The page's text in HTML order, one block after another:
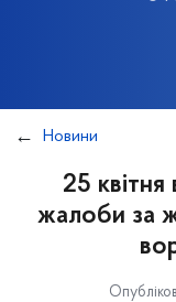
Новини
25
жалоби за